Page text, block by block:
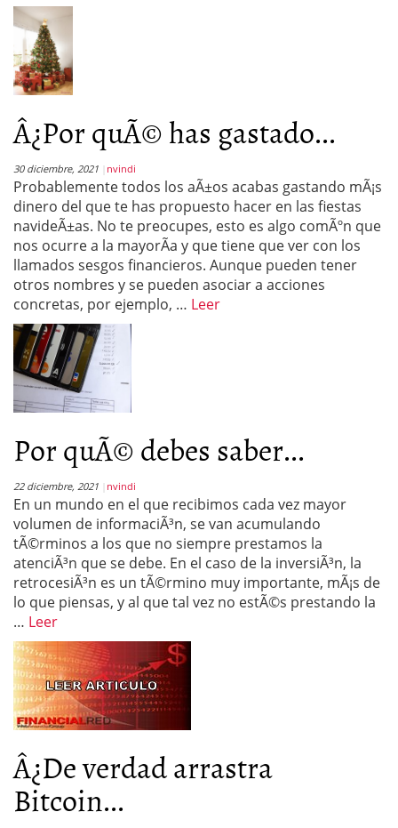
Â¿Por quÃ© has gastado...
30 diciembre, 2021 nvindi
Probablemente todos los aÃ±os acabas gastando mÃ¡s
dinero del que te has propuesto hacer en las fiestas
navideÃ±as. No te preocupes, esto es algo comÃºn que
nos ocurre a la mayorÃ­a y que tiene que ver con los
llamados sesgos financieros. Aunque pueden tener
otros nombres y se pueden asociar a acciones
concretas, por ejemplo, … Leer
Por quÃ© debes saber...
22 diciembre, 2021 nvindi
En un mundo en el que recibimos cada vez mayor
volumen de informaciÃ³n, se van acumulando
tÃ©rminos a los que no siempre prestamos la
atenciÃ³n que se debe. En el caso de la inversiÃ³n, la
retrocesiÃ³n es un tÃ©rmino muy importante, mÃ¡s de
lo que piensas, y al que tal vez no estÃ©s prestando la
… Leer
Â¿De verdad arrastra
Bitcoin...